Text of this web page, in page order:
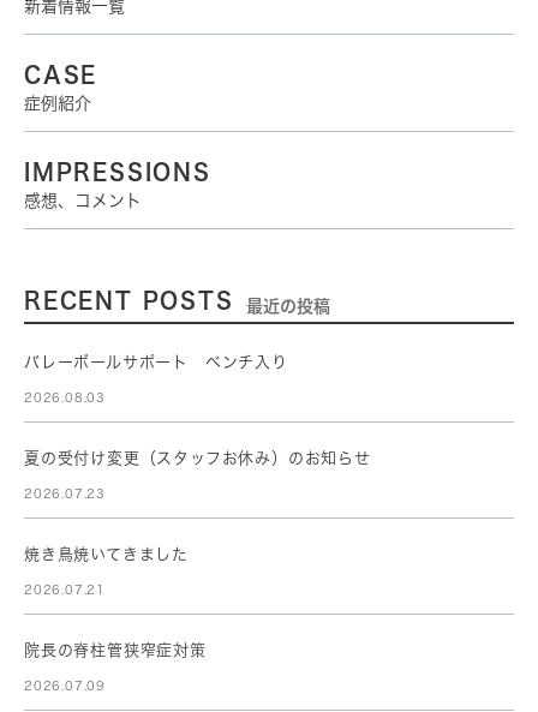
新着情報一覧
CASE
症例紹介
IMPRESSIONS
感想、コメント
RECENT POSTS 最近の投稿
バレーボールサポート ベンチ入り
2026.08.03
夏の受付け変更（スタッフお休み）のお知らせ
2026.07.23
焼き鳥焼いてきました
2026.07.21
院長の脊柱管狭窄症対策
2026.07.09